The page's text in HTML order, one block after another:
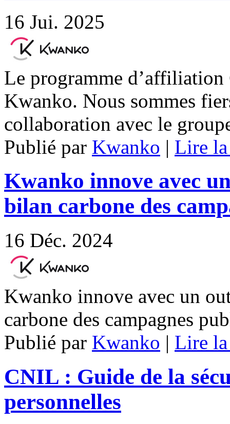
16 Jui. 2025
Le programme
Kwanko. Nous sommes
collaboration avec le
Publié par Kwanko | Lire
Kwanko innove avec
bilan carbone des
16 Déc. 2024
Kwanko innove avec un
carbone des campagnes
Publié par Kwanko | Lire
CNIL : Guide de la
personnelles